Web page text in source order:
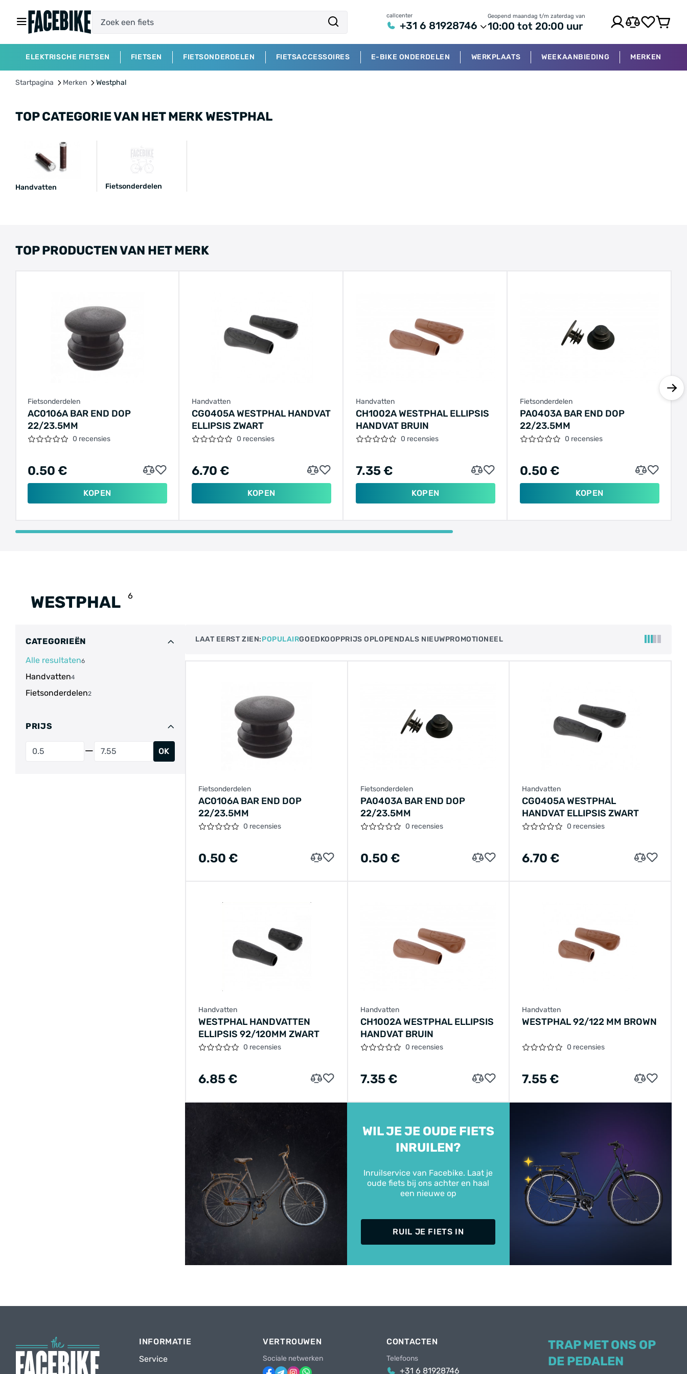
callcenter
+31 6 81928746
Geopend maandag t/m zaterdag van
10:00 tot 20:00 uur
ELEKTRISCHE FIETSEN FIETSEN FIETSONDERDELEN FIETSACCESSOIRES E-BIKE ONDERDELEN WERKPLAATS WEEKAANBIEDING MERKEN
Startpagina Merken Westphal
TOP CATEGORIE VAN HET MERK WESTPHAL
Handvatten Fietsonderdelen
TOP PRODUCTEN VAN HET MERK
Fietsonderdelen
AC0106A BAR END DOP
22/23.5MM
0 recensies
0.50 €
KOPEN
Handvatten
CG0405A WESTPHAL HANDVAT
ELLIPSIS ZWART
0 recensies
6.70 €
KOPEN
Handvatten
CH1002A WESTPHAL ELLIPSIS
HANDVAT BRUIN
0 recensies
7.35 €
KOPEN
Fietsonderdelen
PA0403A BAR END DOP
22/23.5MM
0 recensies
0.50 €
KOPEN
WESTPHAL 6
CATEGORIEËN
Alle resultaten6
Handvatten4
Fietsonderdelen2
PRIJS
OK
LAAT EERST ZIEN:POPULAIRGOEDKOOPPRIJS OPLOPEND​ALS NIEUWPROMOTIONEEL
Fietsonderdelen
AC0106A BAR END DOP
22/23.5MM
0 recensies
0.50 €
Fietsonderdelen
PA0403A BAR END DOP
22/23.5MM
0 recensies
0.50 €
Handvatten
CG0405A WESTPHAL
HANDVAT ELLIPSIS ZWART
0 recensies
6.70 €
Handvatten
WESTPHAL HANDVATTEN
ELLIPSIS 92/120MM ZWART
0 recensies
6.85 €
Handvatten
CH1002A WESTPHAL ELLIPSIS
HANDVAT BRUIN
0 recensies
7.35 €
Handvatten
WESTPHAL 92/122 MM BROWN
0 recensies
7.55 €
WIL JE JE OUDE FIETS
INRUILEN?
Inruilservice van Facebike. Laat je
oude fiets bij ons achter en haal
een nieuwe op
RUIL JE FIETS IN
INFORMATIE
Service
VERTROUWEN
Sociale netwerken
CONTACTEN
Telefoons
+31 6 81928746
TRAP MET ONS OP
DE PEDALEN